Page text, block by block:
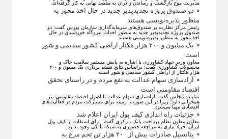
مدیریت موج بازگشت و رساندن زائران به مقصد نهایی به کار گرفته‌اند.
دو صندوق پروژه تجدیدپذیر جدید در حال اخذ مجوز به
منظور پذیره‌نویسی هستند
رئیس مرکز نظارت بر صندوق‌های سرمایه‌گذاری سازمان بورس گفت: دو
صندوق پروژه تجدیدپذیر جدید به منظور احداث نیروگاه خورشیدی در حال
اخذ مجوز به منظور پذیره‌نویسی هستند.
یک میلیون و ۲۰۰ هزار هکتار اراضی کشور سدیمی و شور
است
معاون وزیر جهاد کشاورزی با اشاره به پایش مستمر سلامت خاک و
محصولات کشاورزی گفت: براساس نتایج نقشه برداری یک میلیون و ۲۰۰
هزار هکتار از اراضی کشور سدیمی و شور است.
آزادسازی سهام عدالت به نفع مردم و در راستای تحقق
اقتصاد مقاومتی است
نماینده مجلس گفت: آزادسازی سهام عدالت با اصول اقتصاد مقاومتی نیز
همخوانی دارد؛ زیرا در این صورت، زمینه برای مشارکت مردم در فعالیت‌های
اقتصادی مهیا می‌شود.
جزئیات راه اندازی کیف پول ایران اعلام شد
معاون معاون نظام پرداخت بانک مرکزی گفت: برای استفاده از کیف پول
ایران افراد نیازی به مراجعه حضوری به شبکه بانکی وجود ندارد.
پتانسیل صادرات بیش از ۲۰۰ هزار تن تخم مرغ به